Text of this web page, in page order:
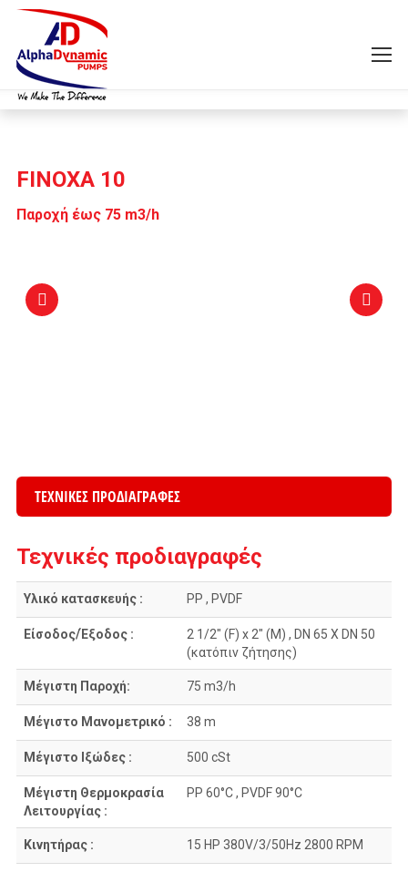
FINOXA 10
Παροχή έως 75 m3/h
ΤΕΧΝΙΚΕΣ ΠΡΟΔΙΑΓΡΑΦΕΣ
Τεχνικές προδιαγραφές
Υλικό κατασκευής : PP , PVDF
Είσοδος/Έξοδος :
2 1/2″ (F) x 2″ (M) , DN 65 X DN 50
(κατόπιν ζήτησης)
Μέγιστη Παροχή: 75 m3/h
Μέγιστο Μανομετρικό : 38 m
Μέγιστο Ιξώδες : 500 cSt
Μέγιστη Θερμοκρασία
Λειτουργίας :
PP 60°C , PVDF 90°C
Κινητήρας : 15 HP 380V/3/50Hz 2800 RPM